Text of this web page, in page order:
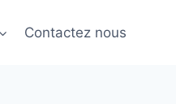
Contactez nous